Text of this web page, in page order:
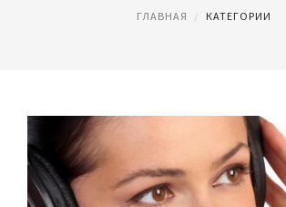
ГЛАВНАЯ КАТЕГОРИИ